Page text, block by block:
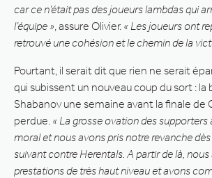
car ce n’était pas des joueurs lambdas qui
l’équipe » , assure Olivier. « Les joueurs ont
retrouvé une cohésion et le chemin de la
Pourtant, il serait dit que rien ne serait
qui subissent un nouveau coup du sort : la
Shabanov une semaine avant la finale de
perdue. « La grosse ovation des supporters
moral et nous avons pris notre revanche
suivant contre Herentals. A partir de là,
prestations de très haut niveau et avons